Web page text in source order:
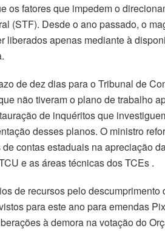
os fatores que impedem o
(STF). Desde o ano passado, o
liberados apenas mediante à
de dez dias para o Tribunal de
não tiveram o plano de trabalho
de inquéritos que
desses planos. O ministro
contas estaduais na apreciação
e as áreas técnicas dos TCEs .
de recursos pelo
para este ano para emendas
à demora na votação do